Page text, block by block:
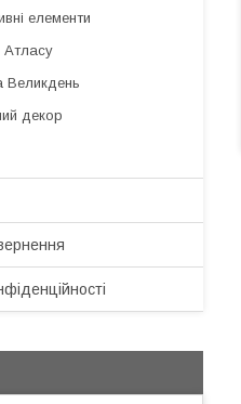
елементи
Атласу
Великдень
декор